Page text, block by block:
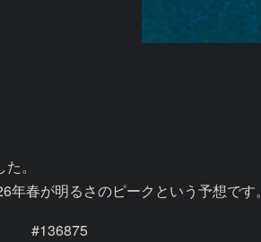
。
春が明るさのピークという予想です。
#136875